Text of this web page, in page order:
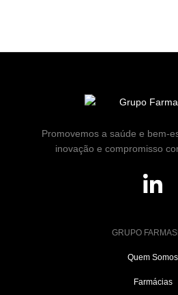
Promovemos a saúde e bem-
inovação e compromisso
GRUPO
Quem Somos
Farmácias